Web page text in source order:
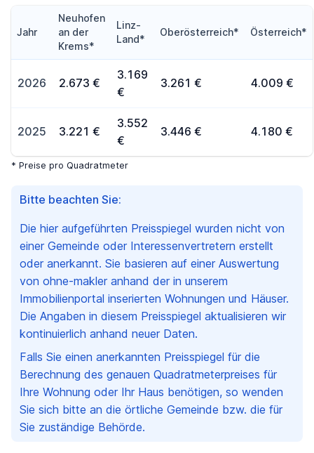
Bitte beachten Sie:
Die hier aufgeführten Preisspiegel wurden nicht von
einer Gemeinde oder Interessenvertretern erstellt
oder anerkannt. Sie basieren auf einer Auswertung
von ohne-makler anhand der in unserem
Immobilienportal inserierten Wohnungen und Häuser.
Die Angaben in diesem Preisspiegel aktualisieren wir
kontinuierlich anhand neuer Daten.
Falls Sie einen anerkannten Preisspiegel für die
Berechnung des genauen Quadratmeterpreises für
Ihre Wohnung oder Ihr Haus benötigen, so wenden
Sie sich bitte an die örtliche Gemeinde bzw. die für
Sie zuständige Behörde.
Jahr
Neuhofen
an der
Krems*
Linz-
Land*
Oberösterreich* Österreich*
2026 2.673 €
3.169
€
3.261 € 4.009 €
2025 3.221 €
3.552
€
3.446 € 4.180 €
* Preise pro Quadratmeter